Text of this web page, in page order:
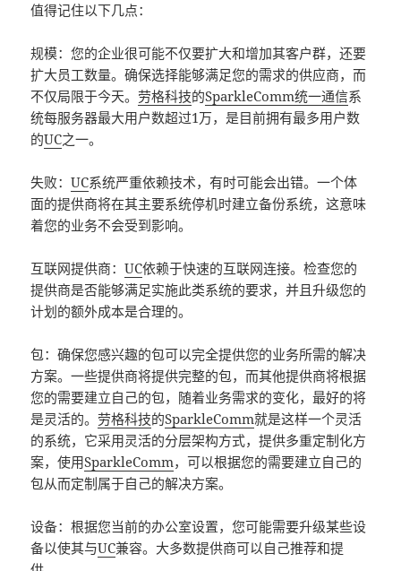
值得记住以下几点：
规模：您的企业很可能不仅要扩大和增加其客户群，还要
扩大员工数量。确保选择能够满足您的需求的供应商，而
不仅局限于今天。 劳格科技的SparkleComm统一通信系
统每服务器最大用户数超过1万，是目前拥有最多用户数
的UC之一。
失败：UC系统严重依赖技术，有时可能会出错。一个体
面的提供商将在其主要系统停机时建立备份系统，这意味
着您的业务不会受到影响。
互联网提供商：UC依赖于快速的互联网连接。检查您的
提供商是否能够满足实施此类系统的要求，并且升级您的
计划的额外成本是合理的。
包：确保您感兴趣的包可以完全提供您的业务所需的解决
方案。一些提供商将提供完整的包，而其他提供商将根据
您的需要建立自己的包，随着业务需求的变化，最好的将
是灵活的。 劳格科技的SparkleComm就是这样一个灵活
的系统，它采用灵活的分层架构方式，提供多重定制化方
案，使用SparkleComm，可以根据您的需要建立自己的
包从而定制属于自己的解决方案。
设备：根据您当前的办公室设置，您可能需要升级某些设
备以使其与UC兼容。大多数提供商可以自己推荐和提